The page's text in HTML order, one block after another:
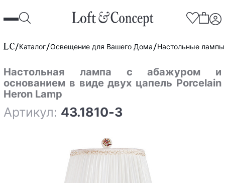
Каталог Освещение для Вашего Дома Настольные лампы
Настольная лампа с абажуром и
основанием в виде двух цапель Porcelain
Heron Lamp
Артикул: 43.1810-3